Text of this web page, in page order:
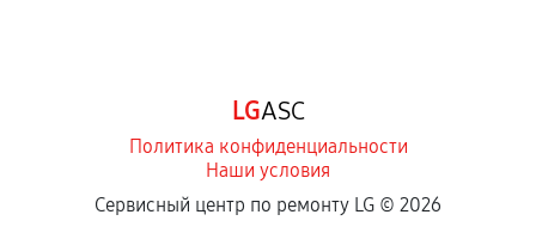
LGASC
Политика конфиденциальности
Наши условия
Сервисный центр по ремонту LG © 2026